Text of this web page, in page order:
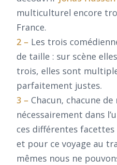
multiculturel encore
France.
2 – Les trois
de taille : sur scène
trois, elles sont
parfaitement justes.
3 – Chacun, chacune
nécessairement dans
ces différentes facettes
et pour ce voyage au
mêmes nous ne